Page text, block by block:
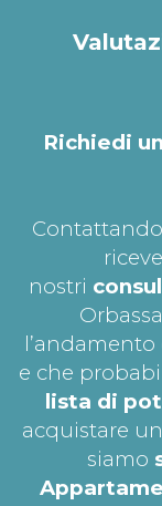
Richiedi
Contattando
nostri
e che
lista di
acquistare
siamo